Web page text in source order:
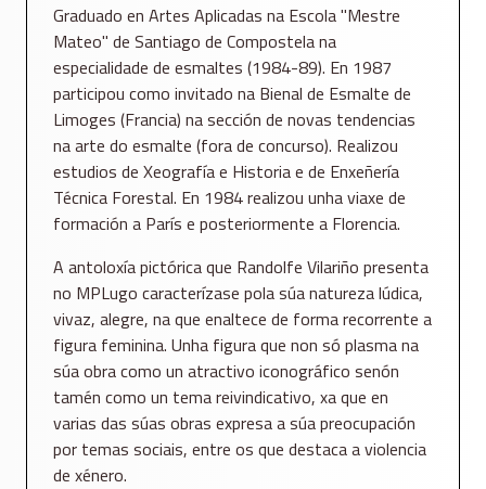
Graduado en Artes Aplicadas na Escola "Mestre
Mateo" de Santiago de Compostela na
especialidade de esmaltes (1984-89). En 1987
participou como invitado na Bienal de Esmalte de
Limoges (Francia) na sección de novas tendencias
na arte do esmalte (fora de concurso). Realizou
estudios de Xeografía e Historia e de Enxeñería
Técnica Forestal. En 1984 realizou unha viaxe de
formación a París e posteriormente a Florencia.
A antoloxía pictórica que Randolfe Vilariño presenta
no MPLugo caracterízase pola súa natureza lúdica,
vivaz, alegre, na que enaltece de forma recorrente a
figura feminina. Unha figura que non só plasma na
súa obra como un atractivo iconográfico senón
tamén como un tema reivindicativo, xa que en
varias das súas obras expresa a súa preocupación
por temas sociais, entre os que destaca a violencia
de xénero.